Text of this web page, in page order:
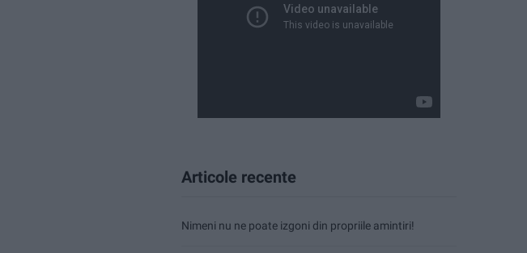
Articole recente
Nimeni nu ne poate izgoni din propriile amintiri!